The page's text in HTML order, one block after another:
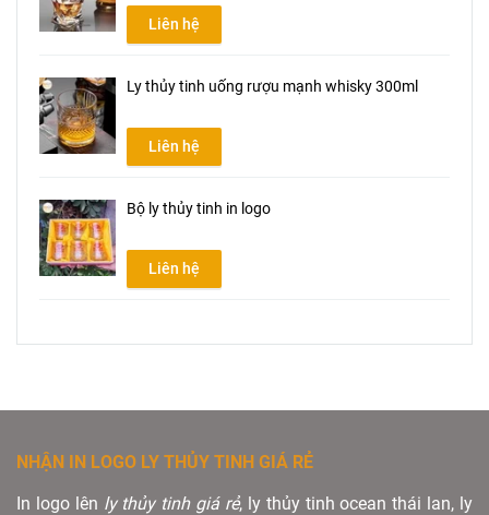
Liên hệ
Ly thủy tinh uống rượu mạnh whisky 300ml
Liên hệ
Bộ ly thủy tinh in logo
Liên hệ
NHẬN IN LOGO LY THỦY TINH GIÁ RẺ
In logo lên ly thủy tinh giá rẻ, ly thủy tinh ocean thái lan, ly